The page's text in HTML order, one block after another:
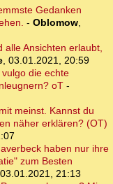
Gedanken
- Oblomow,
alle Ansichten erlaubt,
, 03.01.2021, 20:59
die echte
oT -
meinst. Kannst du
näher erklären? (OT)
haben nur ihre
zum Besten
03.01.2021, 21:13